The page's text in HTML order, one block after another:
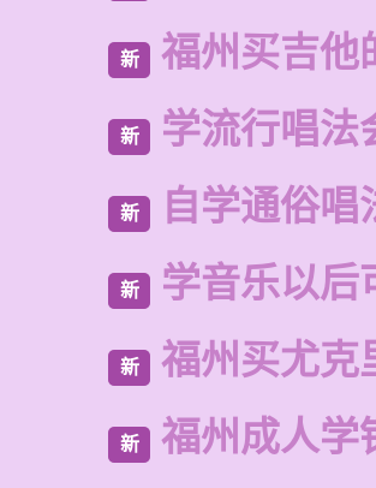
新 福州买吉他
新 学流行唱法
新 自学通俗
新 学音乐以后
新 福州买尤克
新 福州成人学